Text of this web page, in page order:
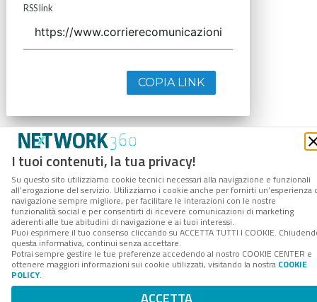
I tuoi contenuti, la tua privacy!
Su questo sito utilizziamo cookie tecnici necessari alla navigazione e funzionali
all’erogazione del servizio. Utilizziamo i cookie anche per fornirti un’esperienza
navigazione sempre migliore, per facilitare le interazioni con le nostre
funzionalità social e per consentirti di ricevere comunicazioni di marketing
aderenti alle tue abitudini di navigazione e ai tuoi interessi.
Puoi esprimere il tuo consenso cliccando su ACCETTA TUTTI I COOKIE.
questa informativa, continui senza accettare.
Potrai sempre gestire le tue preferenze accedendo al nostro COOKIE CENTER e
ottenere maggiori informazioni sui cookie utilizzati, visitando la nostra COOKIE
POLICY.
ACCETTA
RSS link
COPIA LINK